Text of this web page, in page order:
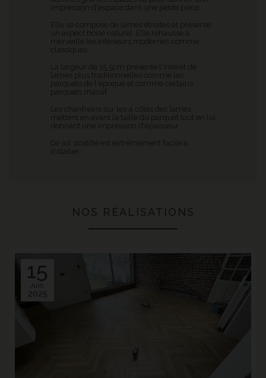
impression d'espace dans une petite pièce.
Elle se compose de lames étroites et présente
un aspect boisé naturel. Elle rehausse à
merveille les intérieurs modernes comme
La largeur de 15,5cm présente l'intérêt de
lames plus traditionnelles comme les
parquets de l'époque et comme certains
parquets massif.
Les chanfreins sur les 4 côtés des lames
mettent en avant la taille du parquet tout en lui
donnant une impression d'épaisseur.
Ce sol stratifié est extrêmement facile à
installer.
NOS RÉALISATIONS
15
Juin.
2025